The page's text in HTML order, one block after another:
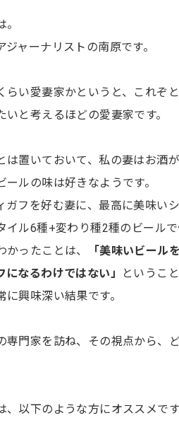
ジャーナリストの南原です。
らい愛妻家かというと、これぞ
いと考えるほどの愛妻家です。
は置いておいて、私の妻はお酒
ールの味は好きなようです。
ガフを好む妻に、最高に美味い
イル6種+変わり種2種のビール
かったことは、
「美味いビール
になるわけではない」
ということ
に興味深い結果です。
専門家を訪ね、その視点から、
、以下のような方にオススメです